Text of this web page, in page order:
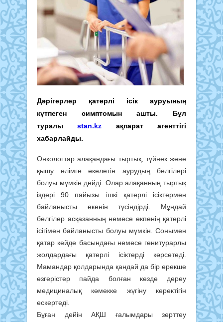
Дәрігерлер қатерлі ісік ауруының
күтпеген симптомын ашты. Бұл
туралыstan.kz ақпарат агенттігі
хабарлайды.
Онкологтар алақандағы тыртық, түйнек және
қышу өлімге әкелетін аурудың белгілері
болуы мүмкін дейді. Олар алақанның тыртық
іздері 90 пайызы ішкі қатерлі ісіктермен
байланысты екенін түсіндірді. Мұндай
белгілер асқазанның немесе өкпенің қатерлі
ісігімен байланысты болуы мүмкін. Сонымен
қатар кейде басындағы немесе генитурарлы
жолдардағы қатерлі ісіктерді көрсетеді.
Мамандар қолдарында қандай да бір ерекше
өзгерістер пайда болған кезде дереу
медициналық көмекке жүгіну керектігін
ескертеді.
Бұған дейін АҚШ ғалымдары зерттеу